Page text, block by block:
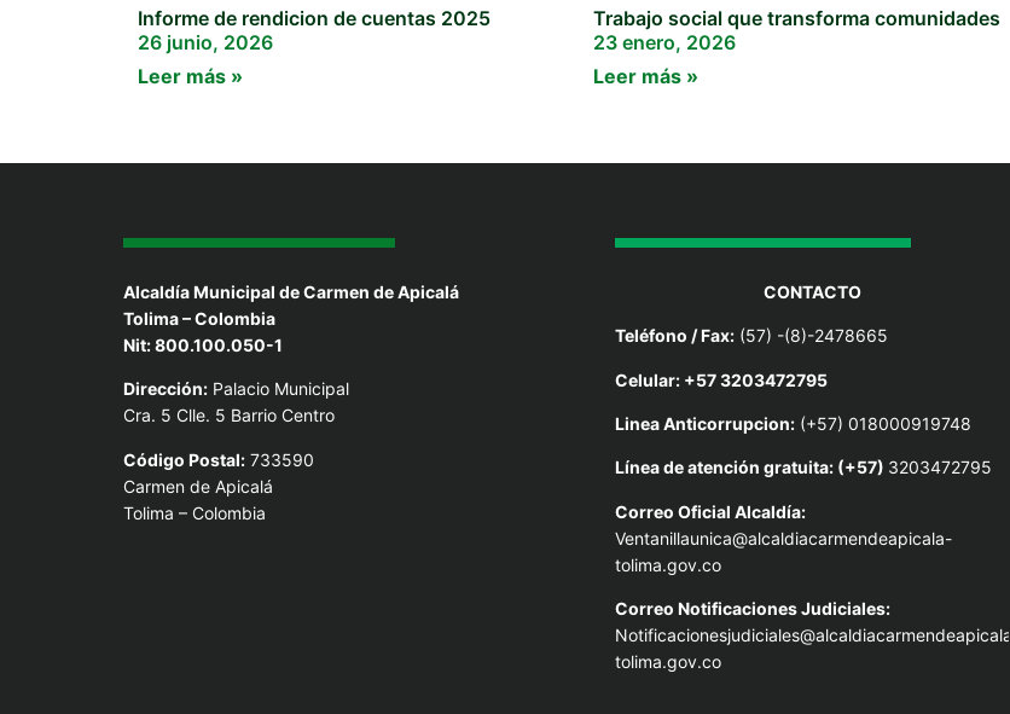
Informe de rendicion de cuentas 2025
26 junio, 2026
Leer más »
Trabajo social que transforma comunidades
23 enero, 2026
Leer más »
Alcaldía Municipal de Carmen de Apicalá
Tolima – Colombia
Nit: 800.100.050-1
Dirección: Palacio Municipal
Cra. 5 Clle. 5 Barrio Centro
Código Postal: 733590
Carmen de Apicalá
Tolima – Colombia
CONTACTO
Teléfono / Fax: (57) -(8)-2478665
Celular: +57 3203472795
Linea Anticorrupcion: (+57) 018000919748
Línea de atención gratuita: (+57) 3203472795
Correo Oficial Alcaldía:
Ventanillaunica@alcaldiacarmendeapicala-
tolima.gov.co
Correo Notificaciones Judiciales:
Notificacionesjudiciales@alcaldiacarmendeapicala-
tolima.gov.co